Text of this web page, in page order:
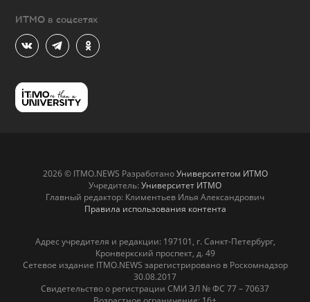
ИТМО в соцсетях
2026 © ITMO.NEWS РазработаноУниверситетом ИТМО
Учредитель: Университет ИТМО
Главный редактор: Климентьев Илья Александрович
Правила использования контента
Адрес учредителя и редакции: 197101, г. Санкт-Петербург,
Кронверкский проспект, д. 49
Сетевое издание ITMO.NEWS зарегистрировано в Роскомнадзор
30.08.2017
Свидетельство о регистрации СМИ ЭЛ № ФС 77 – 70637